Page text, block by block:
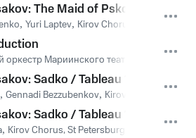
The Maid of Pskov / Act 3 -
, Yuri Laptev, Kirov Chorus, St Petersburg
Мариинского театра
Sadko / Tableau 1 -
, Gennadi Bezzubenkov, Kirov Chorus, St
Sadko / Tableau 1 -
, Kirov Chorus, St Petersburg